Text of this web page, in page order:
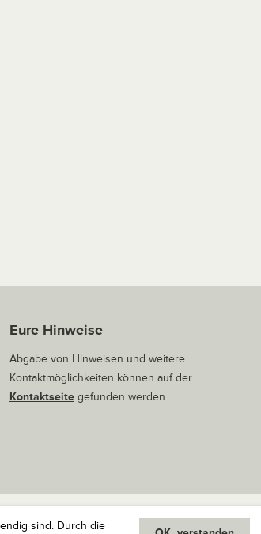
sind. Durch die
Eure Hinweise
Abgabe von Hinweisen und weitere
Kontaktmöglichkeiten können auf der
Kontaktseitegefunden werden.